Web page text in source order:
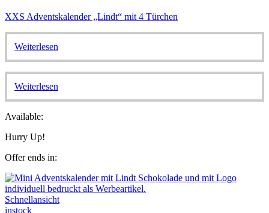
XXS Adventskalender „Lindt“ mit 4 Türchen
Weiterlesen
Weiterlesen
Available:
Hurry Up!
Offer ends in:
Schnellansicht
instock